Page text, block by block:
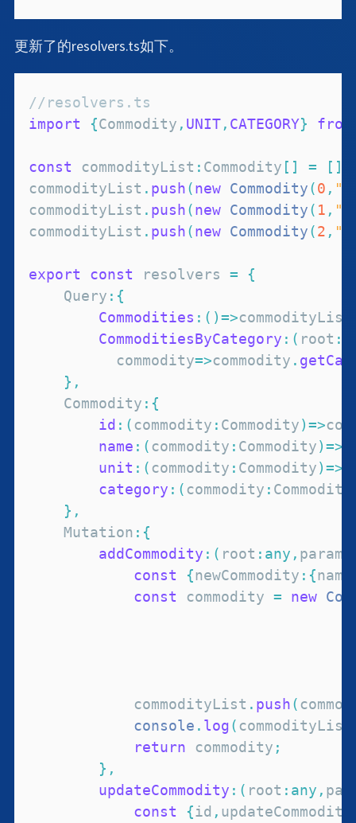
更新了的resolvers.ts如下。
//resolvers.ts
import
{Commodity , UNIT, CATEGORY} from
const commodityList : Commodity [ ] = [ ]
commodityList . push(new Commodity(0 ,
commodityList . push(new Commodity( 1 , "
commodityList . push(new Commodity(2 ,
export const resolvers =
{
Query : {
Commodities : ( )=>commodityList
CommoditiesByCategory : ( root :
          commodity
=>commodity .
} ,
Commodity : {
id : (commodity : Commodity)=>
name : (commodity : Commodity)=>
unit : (commodity : Commodity)=>
category : (commodity : Commodity
} ,
Mutation : {
addCommodity : ( root : any ,
const
{newCommodity : {name
const commodity = new
            commodityList
. push(
console . log(commodityList
return commodity ;
} ,
updateCommodity : ( root : any ,
const
{id , updateCommodity